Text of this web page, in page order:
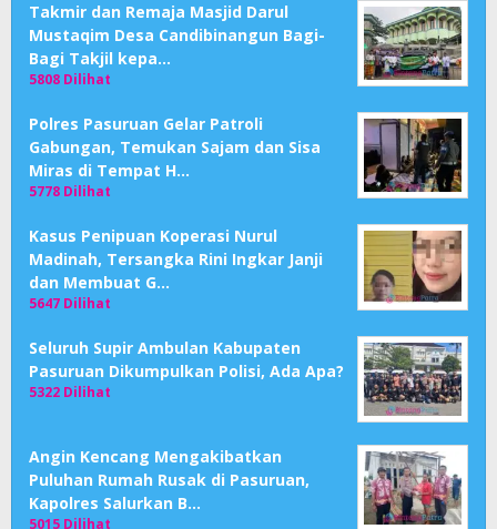
Takmir dan Remaja Masjid Darul
Mustaqim Desa Candibinangun Bagi-
Bagi Takjil kepa…
5808 Dilihat
Polres Pasuruan Gelar Patroli
Gabungan, Temukan Sajam dan Sisa
Miras di Tempat H…
5778 Dilihat
Kasus Penipuan Koperasi Nurul
Madinah, Tersangka Rini Ingkar Janji
dan Membuat G…
5647 Dilihat
Seluruh Supir Ambulan Kabupaten
Pasuruan Dikumpulkan Polisi, Ada Apa?
5322 Dilihat
Angin Kencang Mengakibatkan
Puluhan Rumah Rusak di Pasuruan,
Kapolres Salurkan B…
5015 Dilihat